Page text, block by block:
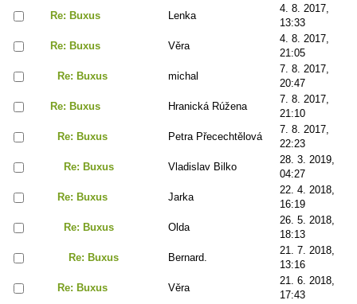
Re: Buxus
Lenka
4. 8. 2017,
13:33
Re: Buxus
Věra
4. 8. 2017,
21:05
Re: Buxus
michal
7. 8. 2017,
20:47
Re: Buxus
Hranická Rúžena
7. 8. 2017,
21:10
Re: Buxus
Petra Přecechtělová
7. 8. 2017,
22:23
Re: Buxus
Vladislav Bilko
28. 3. 2019,
04:27
Re: Buxus
Jarka
22. 4. 2018,
16:19
Re: Buxus
Olda
26. 5. 2018,
18:13
Re: Buxus
Bernard.
21. 7. 2018,
13:16
Re: Buxus
Věra
21. 6. 2018,
17:43